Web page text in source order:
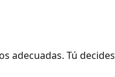
adecuadas. Tú